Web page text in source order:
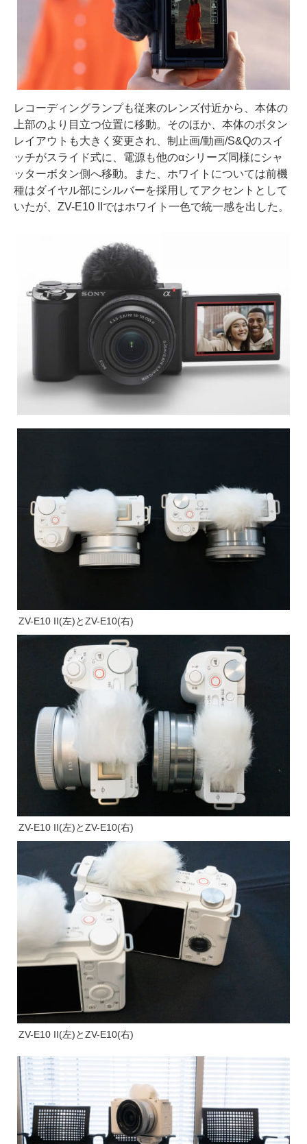
レコーディングランプも従来のレンズ付近から、本体の
上部のより目立つ位置に移動。そのほか、本体のボタン
レイアウトも大きく変更され、制止画/動画/S&Qのスイ
ッチがスライド式に、電源も他のαシリーズ同様にシャ
ッターボタン側へ移動。また、ホワイトについては前機
種はダイヤル部にシルバーを採用してアクセントとして
いたが、ZV-E10 IIではホワイト一色で統一感を出した。
ZV-E10 II(左)とZV-E10(右)
ZV-E10 II(左)とZV-E10(右)
ZV-E10 II(左)とZV-E10(右)